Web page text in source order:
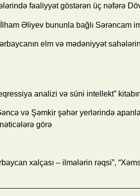
fəaliyyət göstərən üç nəfərə
Əliyev bununla bağlı Sərəncam
elm və mədəniyyət
analizi və süni intellekt”
və Şəmkir şəhər yerlərində
görə
xalçası – ilmələrin rəqsi”,